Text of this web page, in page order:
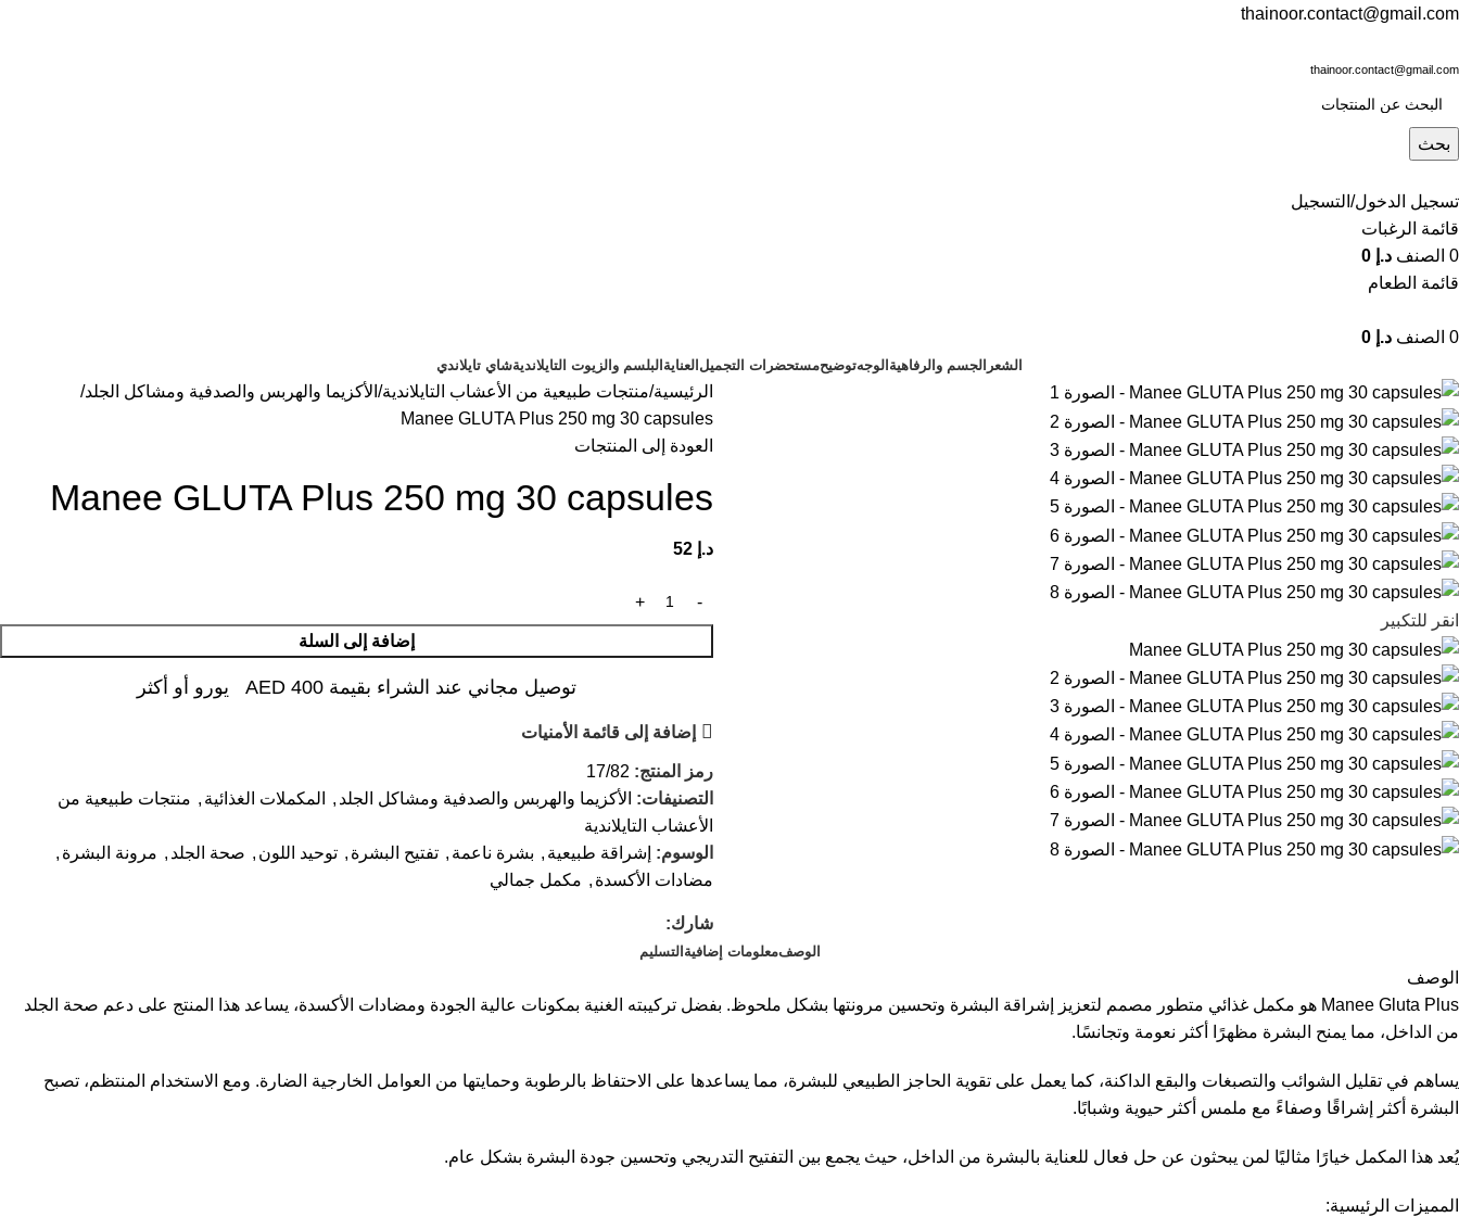
thainoor.contact@gmail.com
thainoor.contact@gmail.com
بحث
تسجيل الدخول/التسجيل
قائمة الرغبات
0 الصنف د.إ
قائمة الطعام
0 الصنف د.إ
الشعر الجسم والرفاهية الوجهتوضيحمستحضرات التجميل العناية البلسم والزيوت التايلانديةشاي تايلاندي
انقر للتكبير
الرئيسية منتجات طبيعية من الأعشاب التايلاندية الأكزيما والهربس والصدفية ومشاكل الجلد
Manee GLUTA Plus 250 mg 30 capsules
العودة إلى المنتجات
Manee GLUTA Plus 250 mg 30 capsules
د.إ
إضافة إلى السلة
توصيل مجاني عند الشراء بقيمة AED 400 يورو أو أكثر
إضافة إلى قائمة الأمنيات
رمز المنتج: 17/82
التصنيفات: الأكزيما والهربس والصدفية ومشاكل الجلد , المكملات الغذائية , منتجات طبيعية من
الأعشاب التايلاندية
الوسوم: إشراقة طبيعية , بشرة ناعمة , تفتيح البشرة , توحيد اللون , صحة الجلد , مرونة البشرة ,
مضادات الأكسدة , مكمل جمالي
شارك:
الوصفمعلومات إضافية التسليم
الوصف
Manee Gluta Plus هو مكمل غذائي متطور مصمم لتعزيز إشراقة البشرة وتحسين مرونتها بشكل ملحوظ. بفضل تركيبته الغنية بمكونات عالية الجودة ومضادات الأكسدة، يساعد هذا المنتج على دعم صحة الجلد
من الداخل، مما يمنح البشرة مظهرًا أكثر نعومة وتجانسًا.
يساهم في تقليل الشوائب والتصبغات والبقع الداكنة، كما يعمل على تقوية الحاجز الطبيعي للبشرة، مما يساعدها على الاحتفاظ بالرطوبة وحمايتها من العوامل الخارجية الضارة. ومع الاستخدام المنتظم، تصبح
البشرة أكثر إشراقًا وصفاءً مع ملمس أكثر حيوية وشبابًا.
يُعد هذا المكمل خيارًا مثاليًا لمن يبحثون عن حل فعال للعناية بالبشرة من الداخل، حيث يجمع بين التفتيح التدريجي وتحسين جودة البشرة بشكل عام.
المميزات الرئيسية: